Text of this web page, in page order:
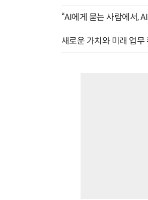
“AI에게 묻는 사람에서,
새로운 가치와 미래 업